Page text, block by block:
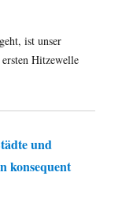
ist unser
Hitzewelle
und
konsequent